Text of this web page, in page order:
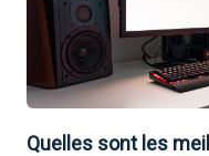
Quelles sont les